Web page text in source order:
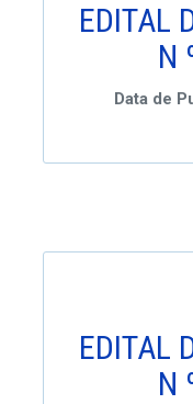
EDITAL
N
Data de
EDITAL
N